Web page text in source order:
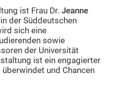
ist Frau Dr. Jeanne
der Süddeutschen
sich eine
sowie
der Universität
ist ein engagierter
und Chancen